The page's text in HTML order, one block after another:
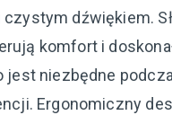
dźwiękiem.
komfort i
jest niezbędne
Ergonomiczny